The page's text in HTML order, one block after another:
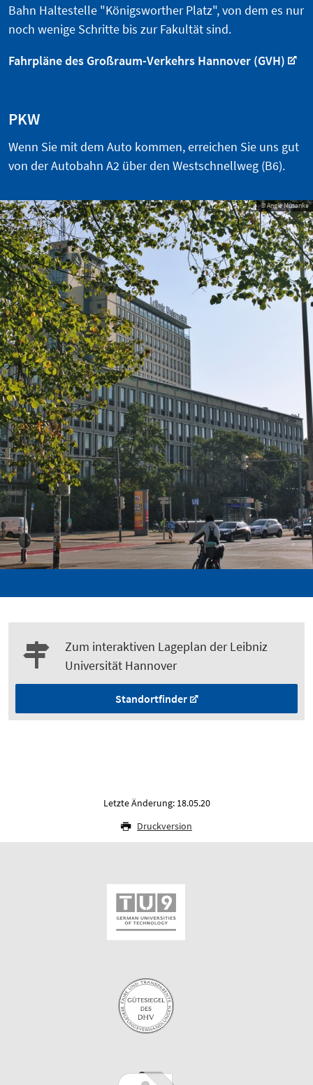
Bahn Haltestelle "Königsworther Platz", von dem es nur
noch wenige Schritte bis zur Fakultät sind.
Fahrpläne des Großraum-Verkehrs Hannover (GVH)
PKW
Wenn Sie mit dem Auto kommen, erreichen Sie uns gut
von der Autobahn A2 über den Westschnellweg (B6).
© Angie Musanke
Zum interaktiven Lageplan der Leibniz
Universität Hannover
Standortfinder
Letzte Änderung: 18.05.20
Druckversion